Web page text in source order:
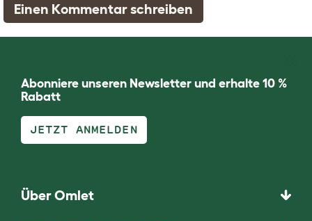
Einen Kommentar schreiben
Abonniere unseren Newsletter und erhalte 10 %
Rabatt
JETZT ANMELDEN
Über Omlet